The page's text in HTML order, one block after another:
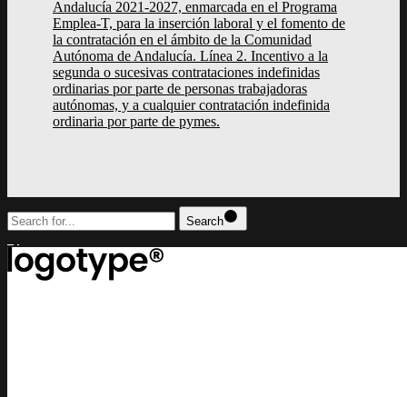
Andalucía 2021-2027, enmarcada en el Programa
Emplea-T, para la inserción laboral y el fomento de
la contratación en el ámbito de la Comunidad
Autónoma de Andalucía. Línea 2. Incentivo a la
segunda o sucesivas contrataciones indefinidas
ordinarias por parte de personas trabajadoras
autónomas, y a cualquier contratación indefinida
ordinaria por parte de pymes.
Search